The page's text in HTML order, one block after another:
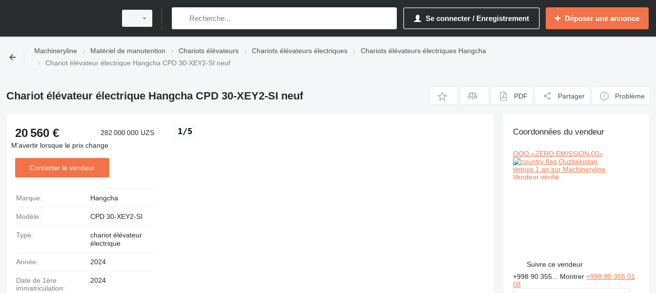
Se connecter / Enregistrement Déposer une annonce
Machineryline Matériel de manutention Chariots élévateurs Chariots élévateurs électriques
Chariots élévateurs électriques Hangcha
Chariot élévateur électrique Hangcha CPD 30-XEY2-SI neuf
Chariot élévateur électrique Hangcha CPD 30-XEY2-SI neuf PDF Partager Problème
1/5
20 560 €
282 000 000 UZS
M'avertir lorsque le prix change
Contacter le vendeur
Marque: Hangcha
Modèle: CPD 30-XEY2-SI
Type:
chariot élévateur
électrique
Année: 2024
Date de 1ère
immatriculation:
2024
Coordonnées du vendeur
OOO «ZERO EMISSION 00»
Ouzbékistan
depuis 1 an sur Machineryline
Vendeur vérifié
Suivre ce vendeur
+998 90 355... Montrer+998 90 355 01
08